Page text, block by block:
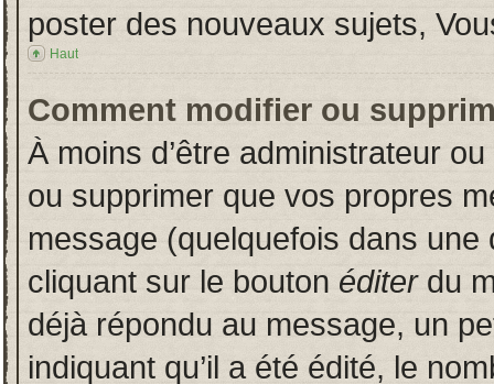
poster des nouveaux sujets,
Haut
Comment modifier ou
À moins d’être administrateur
ou supprimer que vos propres
message (quelquefois dans
cliquant sur le bouton éditerdu
déjà répondu au message, un
indiquant qu’il a été édité, le